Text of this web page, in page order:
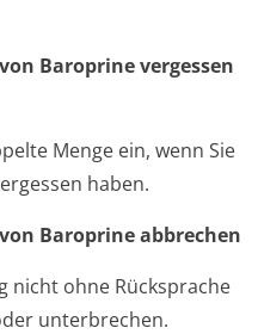
Baroprine vergessen
Menge ein, wenn Sie
haben.
Baroprine abbrechen
nicht ohne Rücksprache
unterbrechen.